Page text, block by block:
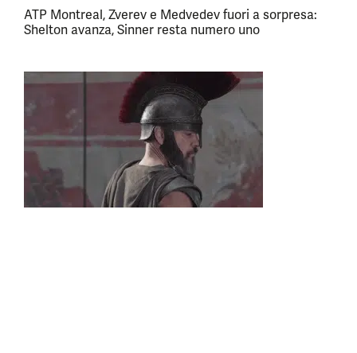
ATP Montreal, Zverev e Medvedev fuori a sorpresa:
Shelton avanza, Sinner resta numero uno